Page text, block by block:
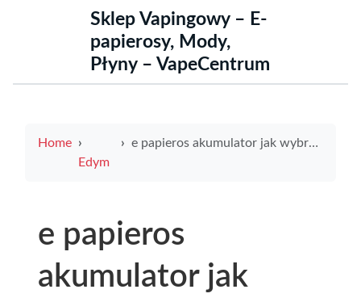
Sklep Vapingowy – E-
papierosy, Mody,
Płyny – VapeCentrum
Home
Edym
e papieros akumulator jak wybrać najlepszy akumulator do swojego e-papierosa
e papieros
akumulator jak